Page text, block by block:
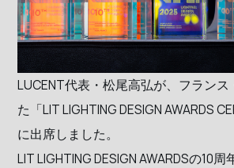
LUCENT代表・松尾高弘が、フラン
た「LIT LIGHTING DESIGN AWARDS
に出席しました。
LIT LIGHTING DESIGN AWARDSの10